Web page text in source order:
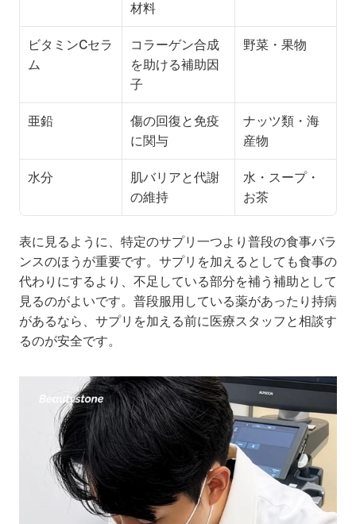
材料
ビタミンCセラ
ム
コラーゲン合成
を助ける補助因
子
野菜・果物
亜鉛
傷の回復と免疫
に関与
ナッツ類・海
産物
水分
肌バリアと代謝
の維持
水・スープ・
お茶
表に見るように、特定のサプリ一つより普段の食事バラ
ンスのほうが重要です。サプリを加えるとしても食事の
代わりにするより、不足している部分を補う補助として
見るのがよいです。普段服用している薬があったり持病
があるなら、サプリを加える前に医療スタッフと相談す
るのが安全です。